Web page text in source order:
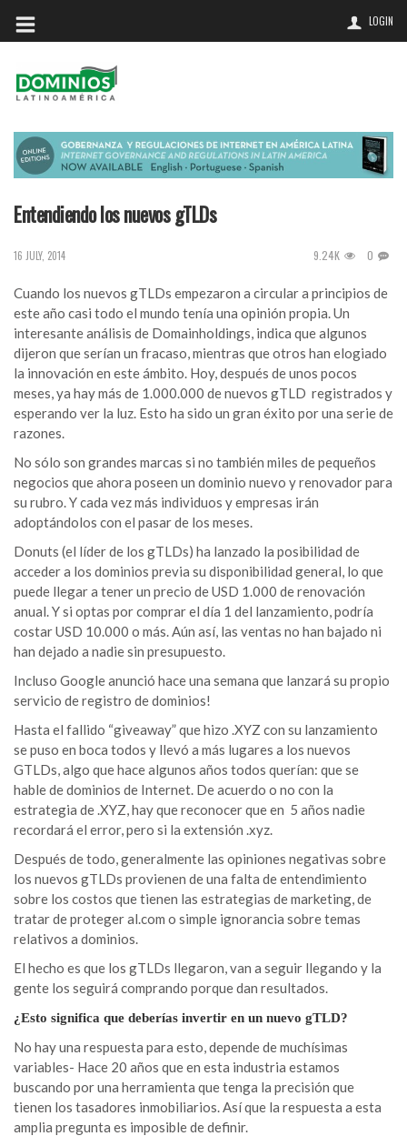
LOGIN
Entendiendo los nuevos gTLDs
16 JULY, 2014 9.24K 0
Cuando los nuevos gTLDs empezaron a circular a principios de
este año casi todo el mundo tenía una opinión propia. Un
interesante análisis de Domainholdings, indica que algunos
dijeron que serían un fracaso, mientras que otros han elogiado
la innovación en este ámbito. Hoy, después de unos pocos
meses, ya hay más de 1.000.000 de nuevos gTLD registrados y
esperando ver la luz. Esto ha sido un gran éxito por una serie de
razones.
No sólo son grandes marcas si no también miles de pequeños
negocios que ahora poseen un dominio nuevo y renovador para
su rubro. Y cada vez más individuos y empresas irán
adoptándolos con el pasar de los meses.
Donuts (el líder de los gTLDs) ha lanzado la posibilidad de
acceder a los dominios previa su disponibilidad general, lo que
puede llegar a tener un precio de USD 1.000 de renovación
anual. Y si optas por comprar el día 1 del lanzamiento, podría
costar USD 10.000 o más. Aún así, las ventas no han bajado ni
han dejado a nadie sin presupuesto.
Incluso Google anunció hace una semana que lanzará su propio
servicio de registro de dominios!
Hasta el fallido “giveaway” que hizo .XYZ con su lanzamiento
se puso en boca todos y llevó a más lugares a los nuevos
GTLDs, algo que hace algunos años todos querían: que se
hable de dominios de Internet. De acuerdo o no con la
estrategia de .XYZ, hay que reconocer que en 5 años nadie
recordará el error, pero si la extensión .xyz.
Después de todo, generalmente las opiniones negativas sobre
los nuevos gTLDs provienen de una falta de entendimiento
sobre los costos que tienen las estrategias de marketing, de
tratar de proteger al.com o simple ignorancia sobre temas
relativos a dominios.
El hecho es que los gTLDs llegaron, van a seguir llegando y la
gente los seguirá comprando porque dan resultados.
¿Esto significa que deberías invertir en un nuevo gTLD?
No hay una respuesta para esto, depende de muchísimas
variables- Hace 20 años que en esta industria estamos
buscando por una herramienta que tenga la precisión que
tienen los tasadores inmobiliarios. Así que la respuesta a esta
amplia pregunta es imposible de definir.